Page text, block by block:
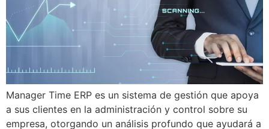
Manager Time ERP es un sistema de gestión que apoya
a sus clientes en la administración y control sobre su
empresa, otorgando un análisis profundo que ayudará a